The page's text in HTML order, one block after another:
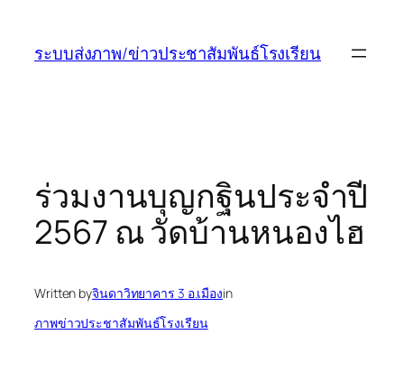
ระบบส่งภาพ/ข่าวประชาสัมพันธ์โรงเรียน
ร่วมงานบุญกฐินประจำปี
2567 ณ วัดบ้านหนองไฮ
Written byจินดาวิทยาคาร 3 อ.เมืองin
ภาพข่าวประชาสัมพันธ์โรงเรียน